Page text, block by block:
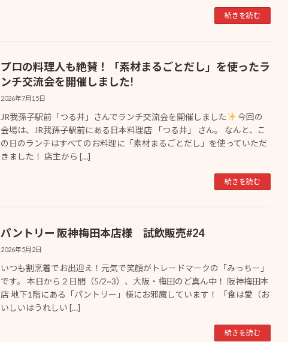
続きを読む
プロの料理人も絶賛！「素材まるごとだし」を使ったラ
ンチ交流会を開催しました!
2026年7月15日
JR我孫子駅前「つる井」さんでランチ交流会を開催しました
今回の
会場は、JR我孫子駅前にある日本料理店 「つる井」 さん。 なんと、こ
の日のランチはすべてのお料理に「素材まるごとだし」を使っていただ
きました！ 店主から […]
続きを読む
パントリー 阪神梅田本店様 試飲販売#24
2026年5月2日
いつも割烹着でお出迎え！元気で笑顔がトレードマークの「みっちー」
です。 本日から２日間（5/2~3）、大阪・梅田のど真ん中！ 阪神梅田本
店 地下1階にある「パントリー」様にお邪魔しています！ 「食は愛（お
いしいはうれしい […]
続きを読む